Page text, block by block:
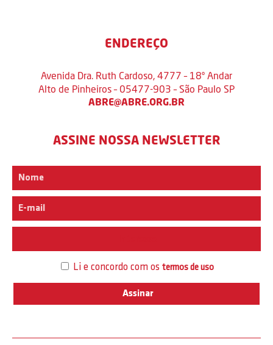
ENDEREÇO
Avenida Dra. Ruth Cardoso, 4777 – 18º Andar
Alto de Pinheiros – 05477-903 – São Paulo SP
ABRE@ABRE.ORG.BR
ASSINE NOSSA NEWSLETTER
Li e concordo com os termos de uso